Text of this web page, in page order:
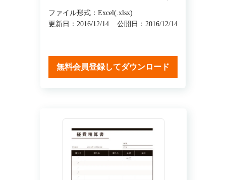
ファイル形式：Excel(.xlsx)
更新日：2016/12/14
公開日：2016/12/14
無料会員登録してダウンロード